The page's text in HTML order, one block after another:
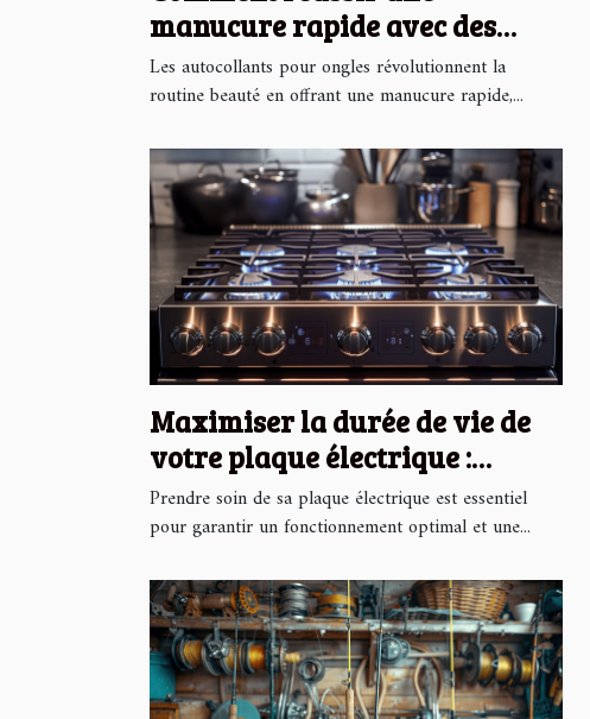
manucure rapide avec des
autocollants pour ongles ?
Les autocollants pour ongles révolutionnent la
routine beauté en offrant une manucure rapide,...
Maximiser la durée de vie de
votre plaque électrique :
conseils pratiques
Prendre soin de sa plaque électrique est essentiel
pour garantir un fonctionnement optimal et une...